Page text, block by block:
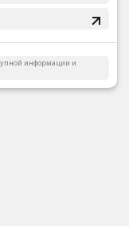
информации и